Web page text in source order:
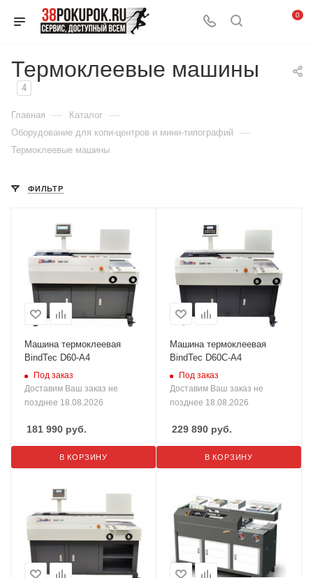
0
Термоклеевые машины
4
Главная — Каталог —
Оборудование для копи-центров и мини-типографий —
Термоклеевые машины
ФИЛЬТР
Машина термоклеевая
BindTec D60-A4
Под заказ
Доставим Ваш заказ не
позднее 18.08.2026
181 990 руб.
В КОРЗИНУ
Машина термоклеевая
BindTec D60C-A4
Под заказ
Доставим Ваш заказ не
позднее 18.08.2026
229 890 руб.
В КОРЗИНУ